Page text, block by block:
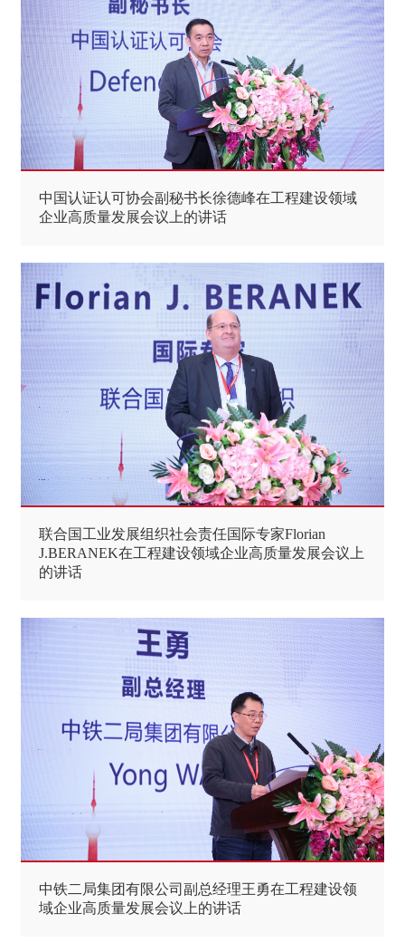
中国认证认可协会副秘书长徐德峰在工程建设领域
企业高质量发展会议上的讲话
联合国工业发展组织社会责任国际专家Florian
J.BERANEK在工程建设领域企业高质量发展会议上
的讲话
中铁二局集团有限公司副总经理王勇在工程建设领
域企业高质量发展会议上的讲话